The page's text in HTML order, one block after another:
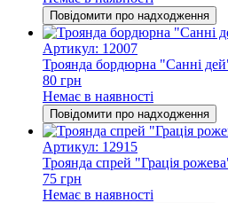
Повідомити про надходження
Артикул: 12007
Троянда бордюрна "Санні
80 грн
Немає в наявності
Повідомити про надходження
Артикул: 12915
Троянда спрей "Грація
75 грн
Немає в наявності